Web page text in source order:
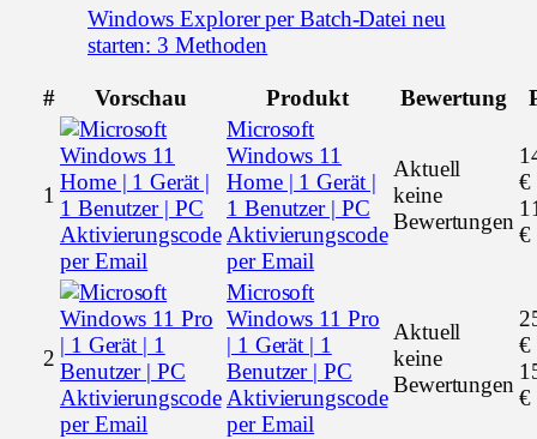
Windows Explorer per Batch-Datei neu
starten: 3 Methoden
# Vorschau Produkt Bewertung
1
Microsoft
Windows 11
Home | 1 Gerät |
1 Benutzer | PC
Aktivierungscode
per Email
Aktuell
keine
Bewertungen
€
€
2
Microsoft
Windows 11 Pro
| 1 Gerät | 1
Benutzer | PC
Aktivierungscode
per Email
Aktuell
keine
Bewertungen
€
€